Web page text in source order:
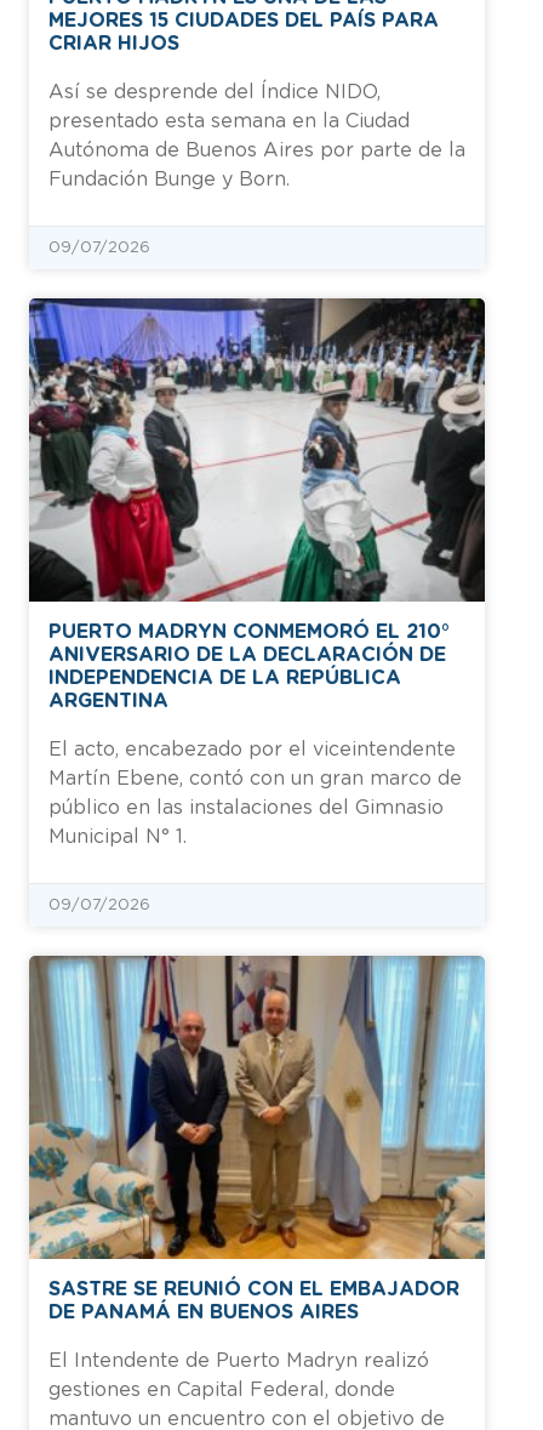
MEJORES 15 CIUDADES DEL PAÍS PARA
CRIAR HIJOS
Así se desprende del Índice NIDO,
presentado esta semana en la Ciudad
Autónoma de Buenos Aires por parte de la
Fundación Bunge y Born.
09/07/2026
PUERTO MADRYN CONMEMORÓ EL 210°
ANIVERSARIO DE LA DECLARACIÓN DE
INDEPENDENCIA DE LA REPÚBLICA
ARGENTINA
El acto, encabezado por el viceintendente
Martín Ebene, contó con un gran marco de
público en las instalaciones del Gimnasio
Municipal N° 1.
09/07/2026
SASTRE SE REUNIÓ CON EL EMBAJADOR
DE PANAMÁ EN BUENOS AIRES
El Intendente de Puerto Madryn realizó
gestiones en Capital Federal, donde
mantuvo un encuentro con el objetivo de